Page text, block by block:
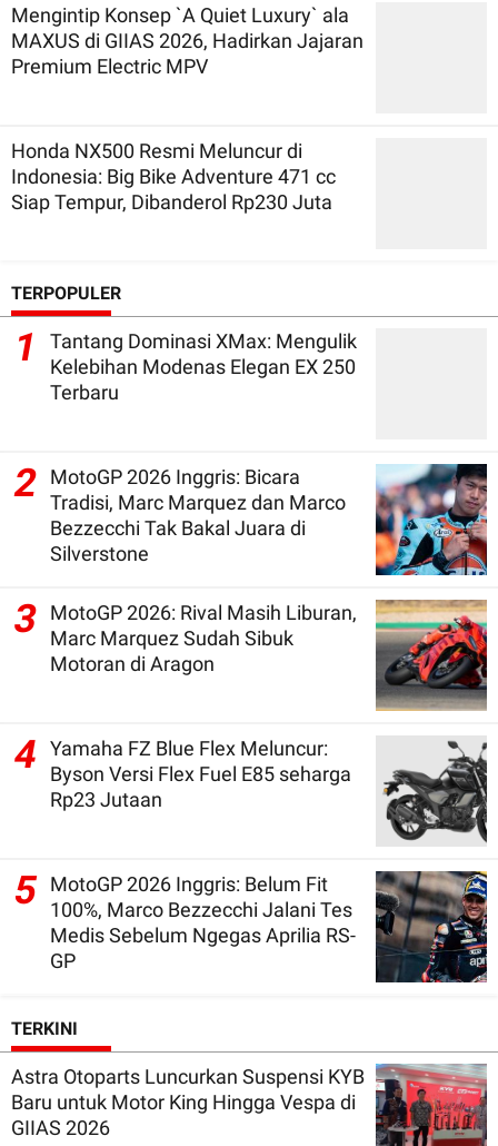
Mengintip Konsep `A Quiet Luxury` ala
MAXUS di GIIAS 2026, Hadirkan Jajaran
Premium Electric MPV
Honda NX500 Resmi Meluncur di
Indonesia: Big Bike Adventure 471 cc
Siap Tempur, Dibanderol Rp230 Juta
TERPOPULER
1
Tantang Dominasi XMax: Mengulik
Kelebihan Modenas Elegan EX 250
Terbaru
2
MotoGP 2026 Inggris: Bicara
Tradisi, Marc Marquez dan Marco
Bezzecchi Tak Bakal Juara di
Silverstone
3
MotoGP 2026: Rival Masih Liburan,
Marc Marquez Sudah Sibuk
Motoran di Aragon
4
Yamaha FZ Blue Flex Meluncur:
Byson Versi Flex Fuel E85 seharga
Rp23 Jutaan
5 MotoGP 2026 Inggris: Belum Fit
100%, Marco Bezzecchi Jalani Tes
Medis Sebelum Ngegas Aprilia RS-
GP
TERKINI
Astra Otoparts Luncurkan Suspensi KYB
Baru untuk Motor King Hingga Vespa di
GIIAS 2026